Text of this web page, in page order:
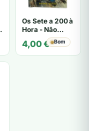
Os Sete a 200 à
Hora - Não
especificado
4,00€ Bom